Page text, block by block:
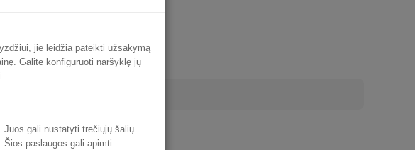
jie leidžia pateikti užsakymą
Galite konfigūruoti naršyklę jų
Juos gali nustatyti trečiųjų šalių
Šios paslaugos gali apimti